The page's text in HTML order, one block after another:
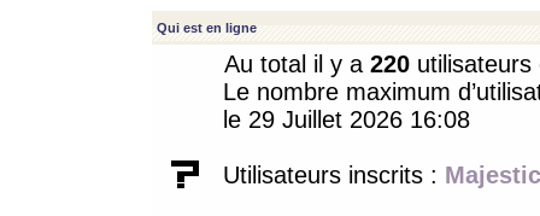
Qui est en ligne
Au total il y a 220
Le nombre maximum
le 29 Juillet 2026 16:08
Utilisateurs inscrits :